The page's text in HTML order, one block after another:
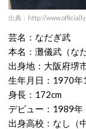
出典：http://
芸名：なだぎ武
本名：灘儀武（な
出身地：大阪府堺
生年月日：1970年
身長：172cm
デビュー：1989年
出身高校：なし（